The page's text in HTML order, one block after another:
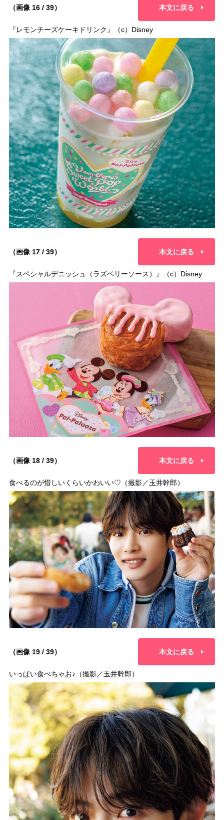
（画像 16 / 39） 本文に戻る
『レモンチーズケーキドリンク』（c）Disney
（画像 17 / 39） 本文に戻る
『スペシャルデニッシュ（ラズベリーソース）』（c）Disney
（画像 18 / 39） 本文に戻る
食べるのが惜しいくらいかわいい♡（撮影／玉井幹郎）
（画像 19 / 39） 本文に戻る
いっぱい食べちゃお♪（撮影／玉井幹郎）